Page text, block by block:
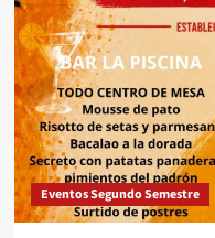
Eventos Segundo Semestre